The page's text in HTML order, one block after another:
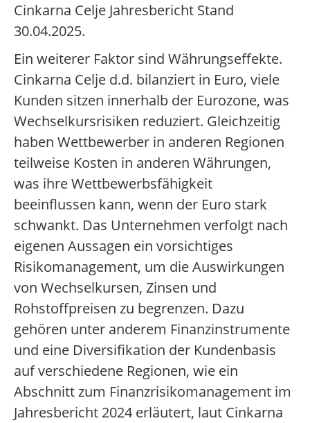
Cinkarna Celje Jahresbericht Stand
30.04.2025.
Ein weiterer Faktor sind Währungseffekte.
Cinkarna Celje d.d. bilanziert in Euro, viele
Kunden sitzen innerhalb der Eurozone, was
Wechselkursrisiken reduziert. Gleichzeitig
haben Wettbewerber in anderen Regionen
teilweise Kosten in anderen Währungen,
was ihre Wettbewerbsfähigkeit
beeinflussen kann, wenn der Euro stark
schwankt. Das Unternehmen verfolgt nach
eigenen Aussagen ein vorsichtiges
Risikomanagement, um die Auswirkungen
von Wechselkursen, Zinsen und
Rohstoffpreisen zu begrenzen. Dazu
gehören unter anderem Finanzinstrumente
und eine Diversifikation der Kundenbasis
auf verschiedene Regionen, wie ein
Abschnitt zum Finanzrisikomanagement im
Jahresbericht 2024 erläutert, laut Cinkarna